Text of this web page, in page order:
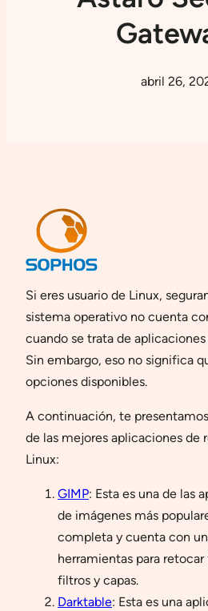
abril 26,
Si eres usuario de Linux,
sistema operativo no cuenta
cuando se trata de
Sin embargo, eso no significa
opciones disponibles.
A continuación, te
de las mejores aplicaciones de
Linux:
GIMP: Esta es una de las
de imágenes más
completa y cuenta con
herramientas para
filtros y capas.
Darktable: Esta es una